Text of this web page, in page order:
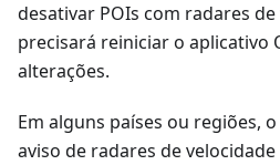
desativar POIs com radares
precisará reiniciar o aplicativo
alterações.
Em alguns países ou regiões,
aviso de radares de